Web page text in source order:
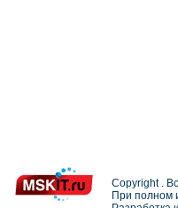
Copyright .
При полном